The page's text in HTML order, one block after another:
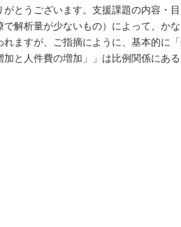
がとうございます。支援課題の内容・
で解析量が少ないもの）によって、か
れますが、ご指摘にように、基本的に
加と人件費の増加」」は比例関係にあ